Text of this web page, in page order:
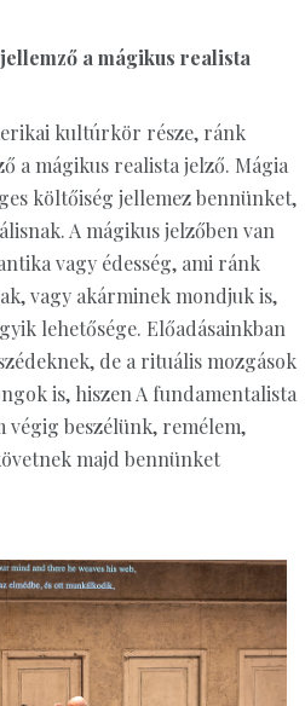
a mágikus realista
kultúrkör része, ránk
a mágikus realista jelző. Mágia
költőiség jellemez bennünket,
A mágikus jelzőben van
vagy édesség, ami ránk
vagy akárminek mondjuk is,
lehetősége. Előadásainkban
de a rituális mozgások
is, hiszen A fundamentalista
végig beszélünk, remélem,
majd bennünket